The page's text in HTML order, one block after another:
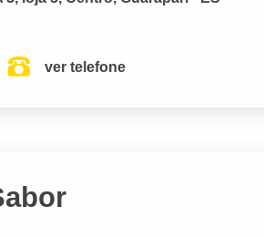
ver telefone